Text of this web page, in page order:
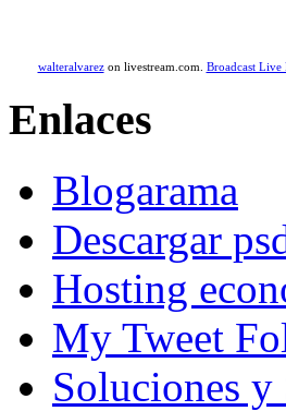
walteralvarezon livestream.com. Broadcast Live
Enlaces
Blogarama
Descargar
Hosting
My Tweet
Soluciones y